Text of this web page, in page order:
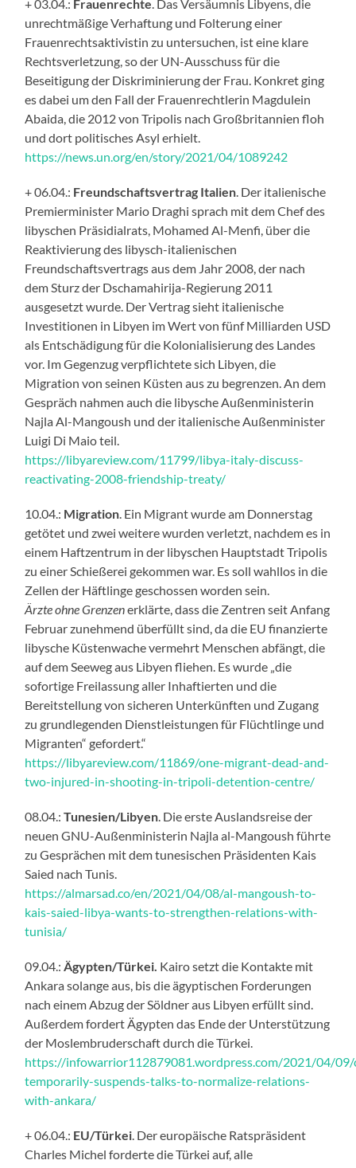
+ 03.04.: Frauenrechte . Das Versäumnis Libyens, die
unrechtmäßige Verhaftung und Folterung einer
Frauenrechtsaktivistin zu untersuchen, ist eine klare
Rechtsverletzung, so der UN-Ausschuss für die
Beseitigung der Diskriminierung der Frau. Konkret ging
es dabei um den Fall der Frauenrechtlerin Magdulein
Abaida, die 2012 von Tripolis nach Großbritannien floh
und dort politisches Asyl erhielt.
https://news.un.org/en/story/2021/04/1089242
+ 06.04.: Freundschaftsvertrag Italien . Der italienische
Premierminister Mario Draghi sprach mit dem Chef des
libyschen Präsidialrats, Mohamed Al-Menfi, über die
Reaktivierung des libysch-italienischen
Freundschaftsvertrags aus dem Jahr 2008, der nach
dem Sturz der Dschamahirija-Regierung 2011
ausgesetzt wurde. Der Vertrag sieht italienische
Investitionen in Libyen im Wert von fünf Milliarden USD
als Entschädigung für die Kolonialisierung des Landes
vor. Im Gegenzug verpflichtete sich Libyen, die
Migration von seinen Küsten aus zu begrenzen. An dem
Gespräch nahmen auch die libysche Außenministerin
Najla Al-Mangoush und der italienische Außenminister
Luigi Di Maio teil.
https://libyareview.com/11799/libya-italy-discuss-
reactivating-2008-friendship-treaty/
10.04.: Migration . Ein Migrant wurde am Donnerstag
getötet und zwei weitere wurden verletzt, nachdem es in
einem Haftzentrum in der libyschen Hauptstadt Tripolis
zu einer Schießerei gekommen war. Es soll wahllos in die
Zellen der Häftlinge geschossen worden sein.
Ärzte ohne Grenzenerklärte, dass die Zentren seit Anfang
Februar zunehmend überfüllt sind, da die EU finanzierte
libysche Küstenwache vermehrt Menschen abfängt, die
auf dem Seeweg aus Libyen fliehen. Es wurde „die
sofortige Freilassung aller Inhaftierten und die
Bereitstellung von sicheren Unterkünften und Zugang
zu grundlegenden Dienstleistungen für Flüchtlinge und
Migranten“ gefordert.“
https://libyareview.com/11869/one-migrant-dead-and-
two-injured-in-shooting-in-tripoli-detention-centre/
08.04.:Tunesien/Libyen . Die erste Auslandsreise der
neuen GNU-Außenministerin Najla al-Mangoush führte
zu Gesprächen mit dem tunesischen Präsidenten Kais
Saied nach Tunis.
https://almarsad.co/en/2021/04/08/al-mangoush-to-
kais-saied-libya-wants-to-strengthen-relations-with-
tunisia/
09.04.: Ägypten/Türkei. Kairo setzt die Kontakte mit
Ankara solange aus, bis die ägyptischen Forderungen
nach einem Abzug der Söldner aus Libyen erfüllt sind.
Außerdem fordert Ägypten das Ende der Unterstützung
der Moslembruderschaft durch die Türkei.
https://infowarrior112879081.wordpress.com/2021/04/
temporarily-suspends-talks-to-normalize-relations-
with-ankara/
+ 06.04.: EU/Türkei . Der europäische Ratspräsident
Charles Michel forderte die Türkei auf, alle